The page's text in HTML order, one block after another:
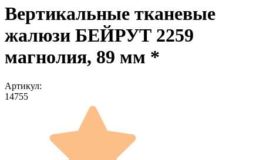
Вертикальные тканевые
жалюзи БЕЙРУТ 2259
магнолия, 89 мм *
Артикул:
14755